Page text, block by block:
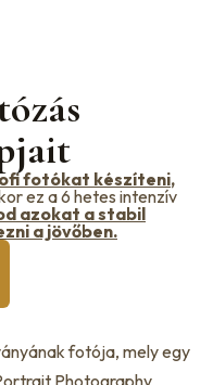
fotókat készíteni,
ez a 6 hetes intenzív
azokat a stabil
a jövőben.